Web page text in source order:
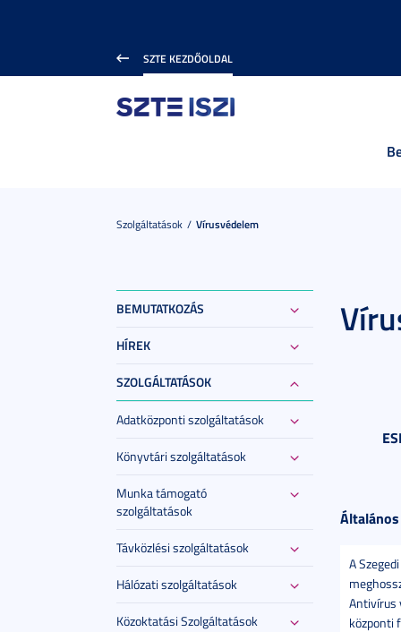
SZTE KEZDŐOLDAL
Szolgáltatások Vírusvédelem
BEMUTATKOZÁS
HÍREK
SZOLGÁLTATÁSOK
Adatközponti szolgáltatások
Könyvtári szolgáltatások
Munka támogató
szolgáltatások
Távközlési szolgáltatások
Hálózati szolgáltatások
Közoktatási Szolgáltatások
A
Antivírus
központi